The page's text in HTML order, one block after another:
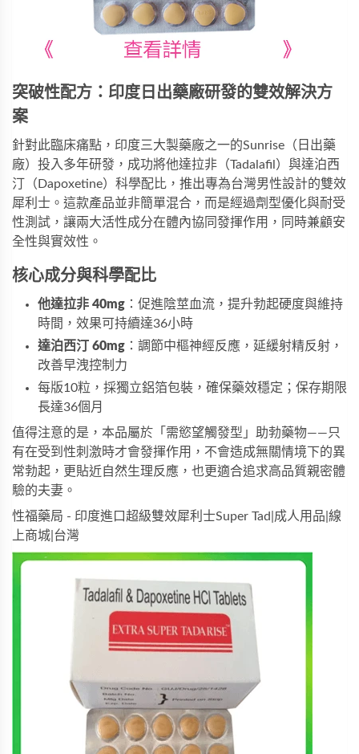
突破性配方：印度日出藥廠研發的雙效解決方
案
針對此臨床痛點，印度三大製藥廠之一的Sunrise（日出藥
廠）投入多年研發，成功將他達拉非（Tadalafil）與達泊西
汀（Dapoxetine）科學配比，推出專為台灣男性設計的雙效
犀利士 。這款產品並非簡單混合，而是經過劑型優化與耐受
性測試，讓兩大活性成分在體內協同發揮作用，同時兼顧安
全性與實效性。
核心成分與科學配比
他達拉非 40mg ：促進陰莖血流，提升勃起硬度與維持
時間，效果可持續達36小時
達泊西汀 60mg ：調節中樞神經反應，延緩射精反射，
改善早洩控制力
每版10粒，採獨立鋁箔包裝，確保藥效穩定；保存期限
長達36個月
值得注意的是，本品屬於「需慾望觸發型」助勃藥物——只
有在受到性刺激時才會發揮作用，不會造成無關情境下的異
常勃起，更貼近自然生理反應，也更適合追求高品質親密體
驗的夫妻。
性福藥局 - 印度進口超級雙效犀利士Super Tad|成人用品|線
上商城|台灣